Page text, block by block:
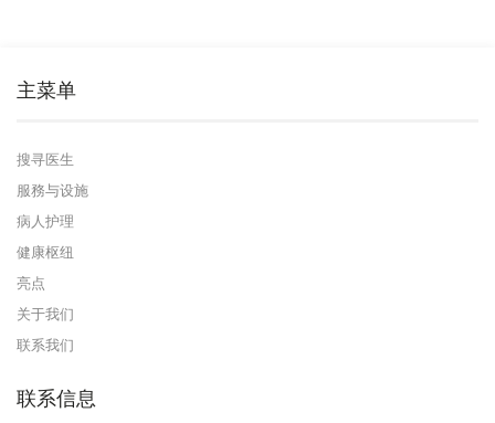
主菜单
搜寻医生
服務与设施
病人护理
健康枢纽
亮点
关于我们
联系我们
联系信息